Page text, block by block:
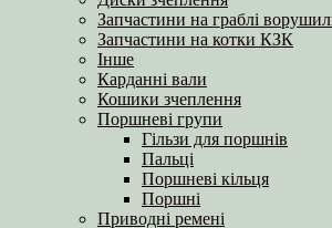
Запчастини на граблі
Запчастини на котки КЗК
Інше
Карданні вали
Кошики зчеплення
Поршневі групи
Гільзи для поршнів
Пальці
Поршневі кільця
Поршні
Приводні ремені